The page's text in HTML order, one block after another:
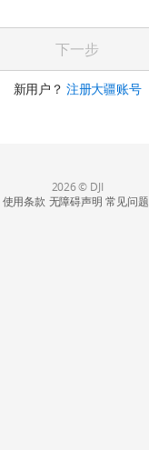
下一步
新用户？注册大疆账号
2026 © DJI
使用条款 无障碍声明 常见问题